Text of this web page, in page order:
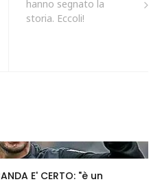
hanno segnato la
storia. Eccoli!
E' CERTO: "è un